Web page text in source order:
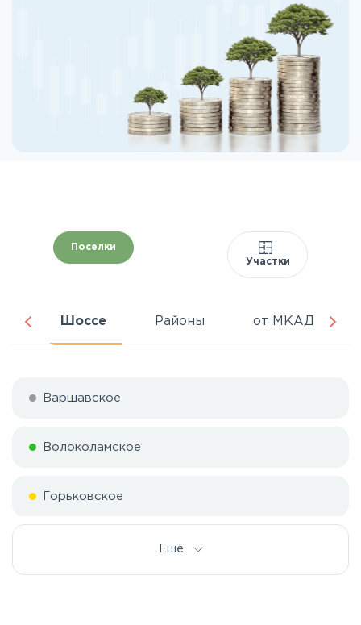
Поселки
Участки
Шоссе Районы от МКАД
Варшавское
Волоколамское
Горьковское
Ещё